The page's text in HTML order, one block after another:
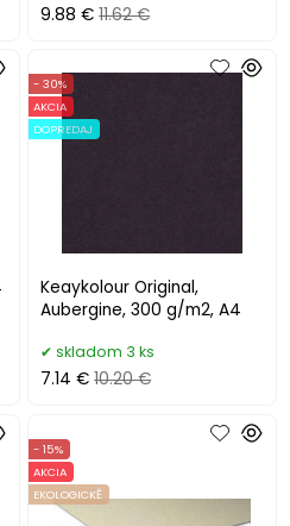
9.88 € 11.62 €
Keaykolour Original,
Aubergine, 300 g/m2, A4
- 30%
AKCIA
DOPREDAJ
skladom 3 ks
7.14 € 10.20 €
- 15%
AKCIA
EKOLOGICKĚ